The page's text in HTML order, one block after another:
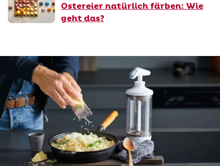
Ostereier natürlich färben: Wie
geht das?